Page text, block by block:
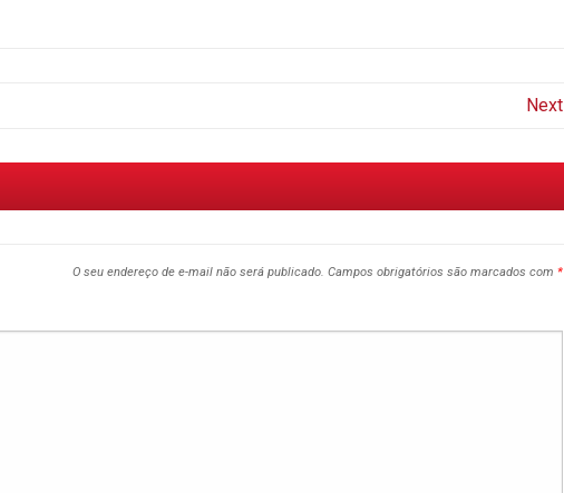
Next
O seu endereço de e-mail não será publicado. Campos obrigatórios são marcados com *